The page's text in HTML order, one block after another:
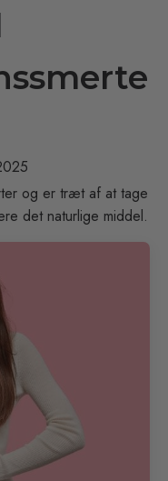
og er træt af at tage
det naturlige middel.